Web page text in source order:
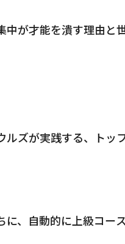
中が才能を潰す理由と
ルズが実践する、トッ
、自動的に上級コー